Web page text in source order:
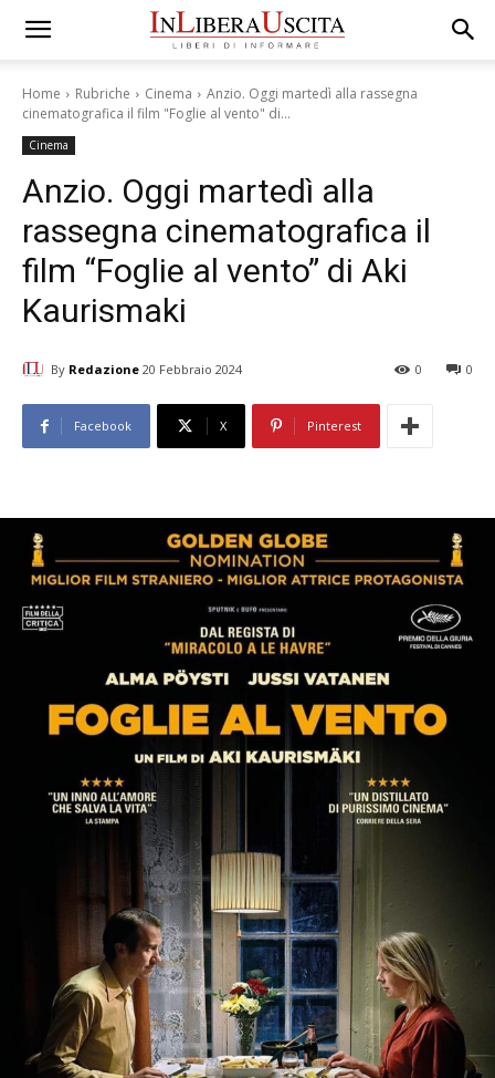
Home Rubriche Cinema
Anzio. Oggi martedì alla rassegna
cinematografica il film "Foglie al vento" di...
Cinema
Anzio. Oggi martedì alla
rassegna cinematografica il
film “Foglie al vento” di Aki
Kaurismaki
By Redazione 20 Febbraio 2024 0
0
Facebook X Pinterest